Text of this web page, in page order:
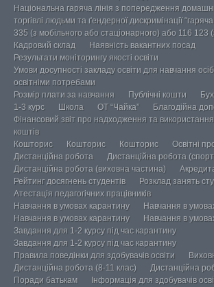
Національна гаряча лінія з попередження
торгівлі людьми та ґендерної дискримінації
335 (з мобільного або стаціонарного) або 116 123
Кадровий склад
Наявність вакантних посад
Результати моніторингу якості освіти
Умови досупності закладу освіти для навчання
освітніми потребами
Розмір плати за навчання
Публічні кошти
1-3 курс
Школа ОТ “Чайка”
Благодійна
Фінансовий звіт про надходження та
коштів
Кошторис
Кошторис Кошторис
Освітні
Дистанційна робота
Дистанційна робота
Дистанційна робота (виховна частина)
Рейтинг досягнень студентів
Розклад занять
Атестація педагогічних працівників
Навчання в умовах карантину
Навчання в
Навчання в умовах карантину
Навчання в
Завдання для 1-2 курсу під час карантину
Завдання для 1-2 курсу під час карантину
Правила поведінки для здобувачів освіти
Дистанційна робота (8-11 клас)
Дистанційна
Поради батькам
Інформація для здобувачів